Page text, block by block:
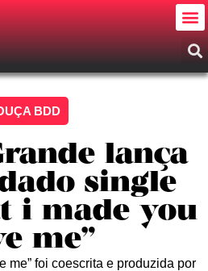
BDD
lança
single
i made you
me”
me” foi coescrita e produzida por